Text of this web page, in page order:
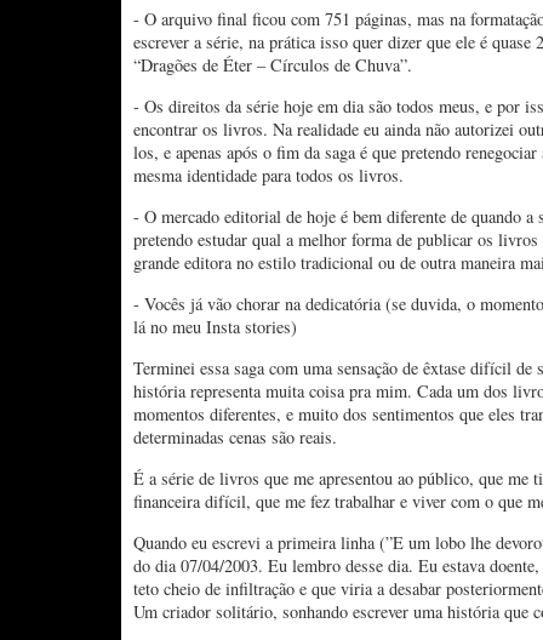
- O arquivo final ficou com 751 páginas, mas na
escrever a série, na prática isso quer dizer que ele é quase
“Dragões de Éter – Círculos de Chuva”.
- Os direitos da série hoje em dia são todos meus, e por
encontrar os livros. Na realidade eu ainda não autorizei
los, e apenas após o fim da saga é que pretendo
mesma identidade para todos os livros.
- O mercado editorial de hoje é bem diferente de quando a
pretendo estudar qual a melhor forma de publicar os livros
grande editora no estilo tradicional ou de outra maneira
- Vocês já vão chorar na dedicatória (se duvida, o
lá no meu Insta stories)
Terminei essa saga com uma sensação de êxtase difícil de
história representa muita coisa pra mim. Cada um dos
momentos diferentes, e muito dos sentimentos que eles
determinadas cenas são reais.
É a série de livros que me apresentou ao público, que me
financeira difícil, que me fez trabalhar e viver com o que
Quando eu escrevi a primeira linha (”E um lobo lhe
do dia 07/04/2003. Eu lembro desse dia. Eu estava
teto cheio de infiltração e que viria a desabar
Um criador solitário, sonhando escrever uma história que